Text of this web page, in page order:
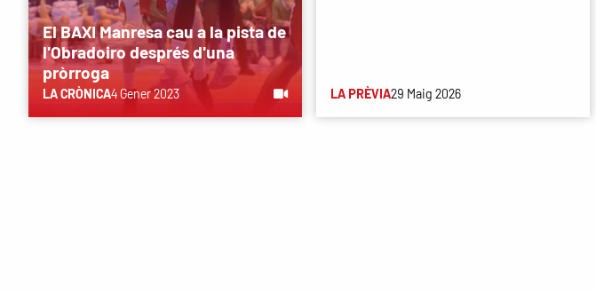
El BAXI Manresa cau a la pista de
l'Obradoiro després d'una
pròrroga
LA CRÒNICA4 Gener 2023 LA PRÈVIA29 Maig 2026